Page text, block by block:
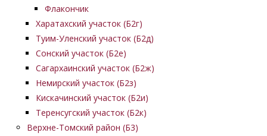
Флакончик
Харатахский участок (Б2г)
Туим-Уленский участок (Б2д)
Сонский участок (Б2е)
Сагархаинский участок (Б2ж)
Немирский участок (Б2з)
Кискачинский участок (Б2и)
Теренсугский участок (Б2к)
Верхне-Томский район (Б3)